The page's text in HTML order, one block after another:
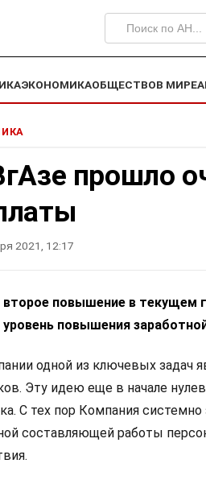
ЭКОНОМИКАОБЩЕСТВОВ МИРЕ
прошло
2021, 12:17
повышение в текущем
уровень повышения
одной из ключевых задач
Эту идею еще в начале
С тех пор Компания
составляющей работы